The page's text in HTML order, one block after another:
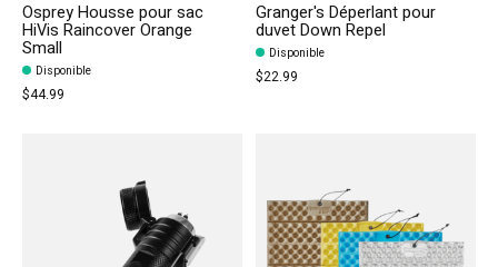
Osprey Housse pour sac
HiVis Raincover Orange
Small
Disponible
$44.99
Granger's Déperlant pour
duvet Down Repel
Disponible
$22.99